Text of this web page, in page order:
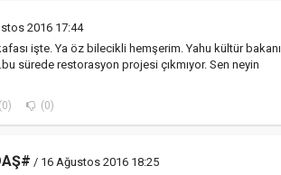
2016 17:44
işte. Ya öz bilecikli hemşerim. Yahu kültür bakanı
sürede restorasyon projesi çıkmıyor. Sen neyin
(0) (0)
/ 16 Ağustos 2016 18:25